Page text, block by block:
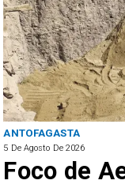
ANTOFAGASTA
5 De Agosto De 2026
Foco de